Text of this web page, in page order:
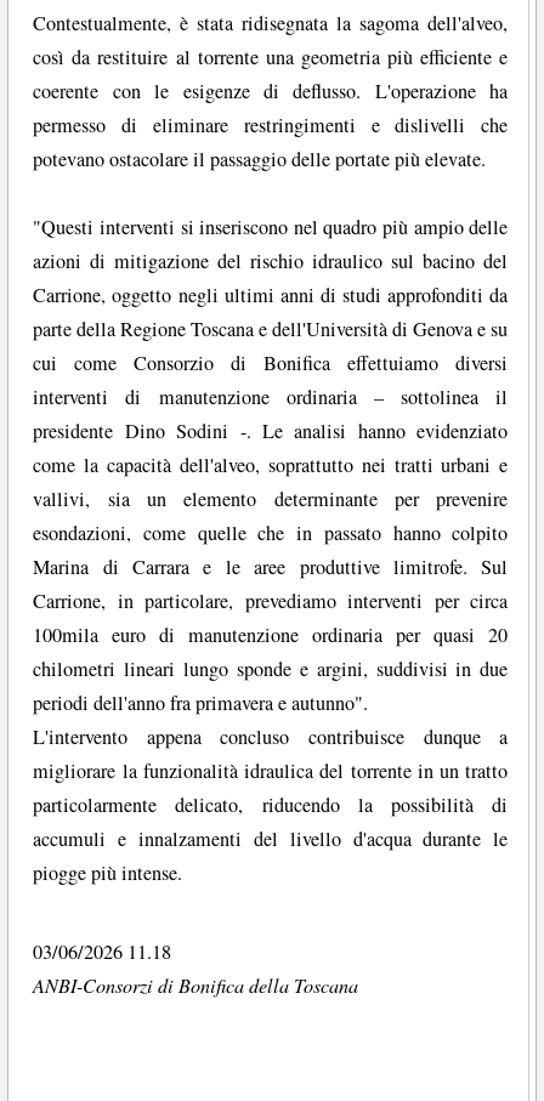
Contestualmente, è stata ridisegnata la sagoma dell'alveo,
così da restituire al torrente una geometria più efficiente e
coerente con le esigenze di deflusso. L'operazione ha
permesso di eliminare restringimenti e dislivelli che
potevano ostacolare il passaggio delle portate più elevate.
"Questi interventi si inseriscono nel quadro più ampio delle
azioni di mitigazione del rischio idraulico sul bacino del
Carrione, oggetto negli ultimi anni di studi approfonditi da
parte della Regione Toscana e dell'Università di Genova e su
cui come Consorzio di Bonifica effettuiamo diversi
interventi di manutenzione ordinaria – sottolinea il
presidente Dino Sodini -. Le analisi hanno evidenziato
come la capacità dell'alveo, soprattutto nei tratti urbani e
vallivi, sia un elemento determinante per prevenire
esondazioni, come quelle che in passato hanno colpito
Marina di Carrara e le aree produttive limitrofe. Sul
Carrione, in particolare, prevediamo interventi per circa
100mila euro di manutenzione ordinaria per quasi 20
chilometri lineari lungo sponde e argini, suddivisi in due
periodi dell'anno fra primavera e autunno".
L'intervento appena concluso contribuisce dunque a
migliorare la funzionalità idraulica del torrente in un tratto
particolarmente delicato, riducendo la possibilità di
accumuli e innalzamenti del livello d'acqua durante le
piogge più intense.
03/06/2026 11.18
ANBI-Consorzi di Bonifica della Toscana